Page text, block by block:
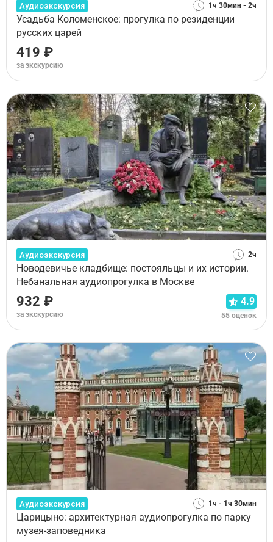
Аудиоэкскурсия 1ч 30мин - 2ч
Усадьба Коломенское: прогулка по резиденции
русских царей
419 ₽
за экскурсию
Аудиоэкскурсия 2ч
Новодевичье кладбище: постояльцы и их истории.
Небанальная аудиопрогулка в Москве
932 ₽
за экскурсию
4.9
55 оценок
Аудиоэкскурсия 1ч - 1ч 30мин
Царицыно: архитектурная аудиопрогулка по парку
музея-заповедника